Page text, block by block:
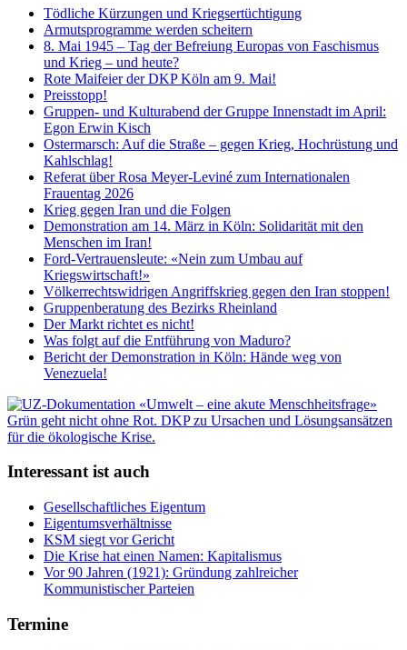
Tödliche Kürzungen und Kriegsertüchtigung
Armutsprogramme werden scheitern
8. Mai 1945 – Tag der Befreiung Europas von Faschismus
und Krieg – und heute?
Rote Maifeier der DKP Köln am 9. Mai!
Preisstopp!
Gruppen- und Kulturabend der Gruppe Innenstadt im April:
Egon Erwin Kisch
Ostermarsch: Auf die Straße – gegen Krieg, Hochrüstung und
Kahlschlag!
Referat über Rosa Meyer-Leviné zum Internationalen
Frauentag 2026
Krieg gegen Iran und die Folgen
Demonstration am 14. März in Köln: Solidarität mit den
Menschen im Iran!
Ford-Vertrauensleute: «Nein zum Umbau auf
Kriegswirtschaft!»
Völkerrechtswidrigen Angriffskrieg gegen den Iran stoppen!
Gruppenberatung des Bezirks Rheinland
Der Markt richtet es nicht!
Was folgt auf die Entführung von Maduro?
Bericht der Demonstration in Köln: Hände weg von
Venezuela!
Interessant ist auch
Gesellschaftliches Eigentum
Eigentumsverhältnisse
KSM siegt vor Gericht
Die Krise hat einen Namen: Kapitalismus
Vor 90 Jahren (1921): Gründung zahlreicher
Kommunistischer Parteien
Termine